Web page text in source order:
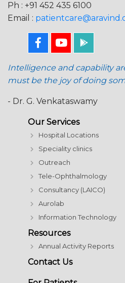
Ph : +91 452 435 6100
Email :
Intelligence and capability
must be the joy of doing
- Dr. G. Venkataswamy
Our Services
Hospital Locations
Speciality clinics
Outreach
Tele-Ophthalmology
Consultancy (LAICO)
Aurolab
Information Technology
Resources
Annual Activity Reports
Contact Us